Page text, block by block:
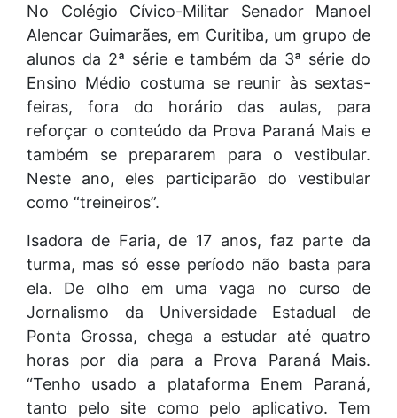
No Colégio Cívico-Militar Senador Manoel
Alencar Guimarães, em Curitiba, um grupo de
alunos da 2ª série e também da 3ª série do
Ensino Médio costuma se reunir às sextas-
feiras, fora do horário das aulas, para
reforçar o conteúdo da Prova Paraná Mais e
também se prepararem para o vestibular.
Neste ano, eles participarão do vestibular
como “treineiros”.
Isadora de Faria, de 17 anos, faz parte da
turma, mas só esse período não basta para
ela. De olho em uma vaga no curso de
Jornalismo da Universidade Estadual de
Ponta Grossa, chega a estudar até quatro
horas por dia para a Prova Paraná Mais.
“Tenho usado a plataforma Enem Paraná,
tanto pelo site como pelo aplicativo. Tem